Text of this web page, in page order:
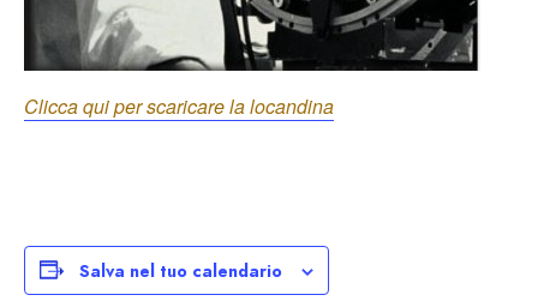
Clicca qui per scaricare la locandina
Salva nel tuo calendario